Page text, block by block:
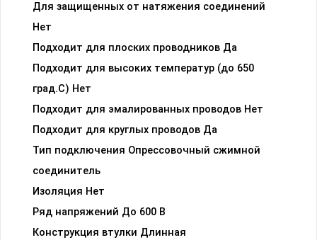
Для защищенных от натяжения соединений
Нет
Подходит для плоских проводников Да
Подходит для высоких температур (до 650
град.C) Нет
Подходит для эмалированных проводов Нет
Подходит для круглых проводов Да
Тип подключения Опрессовочный сжимной
соединитель
Изоляция Нет
Ряд напряжений До 600 В
Конструкция втулки Длинная